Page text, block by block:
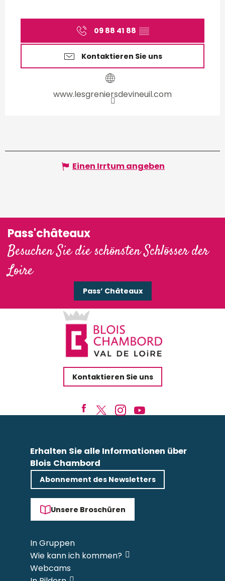
09 88 41 88 ▒▒
Kontaktieren Sie uns
www.lesgreniersdevineuil.com
Einen Irrtum angeben
Pass'châteaux
Besuchen Sie die schönsten Schlösser der
Loire
Pass’ Châteaux
Kontaktieren Sie uns
Erhalten Sie alle Informationen über
Blois Chambord
Abonnement des Newsletters
Unsere Broschüren
In Gruppen
Wie kann ich kommen?
Webcams